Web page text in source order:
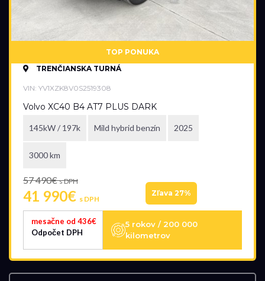
TOP PONUKA
TRENČIANSKA TURNÁ
VIN: YV1XZK8V0S2519308
Volvo XC40 B4 AT7 PLUS DARK
145kW / 197k Mild hybrid benzín 2025
3000 km
57 490€s DPH
41 990€ s DPH
Zľava 27%
mesačne od 436€
Odpočet DPH
5 rokov / 200 000
kilometrov